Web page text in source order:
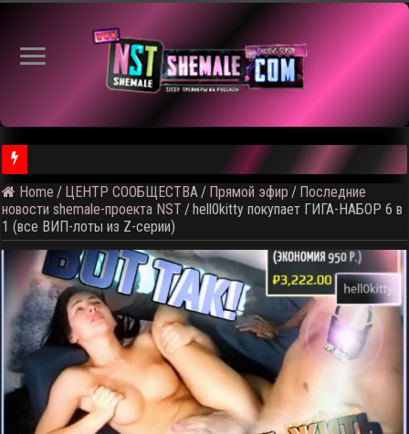
⚠️ Результаты голосования и тема следующего откртытого
Home / ЦЕНТР СООБЩЕСТВА / Прямой эфир / Последние
новости shemale-проекта NST /hell0kitty покупает ГИГА-НАБОР 6 в
1 (все ВИП-лоты из Z-серии)